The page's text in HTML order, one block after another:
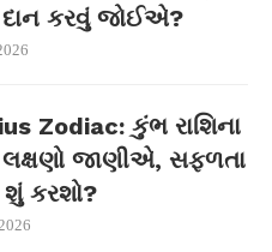
કરવું જોઈએ?
Zodiac: કુંભ રાશિના
જાણીએ, સફળતા
કરશો?